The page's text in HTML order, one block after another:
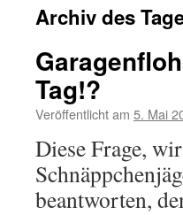
Archiv des
Tag!?
Veröffentlicht am 5. Mai
Diese Frage,
beantworten,